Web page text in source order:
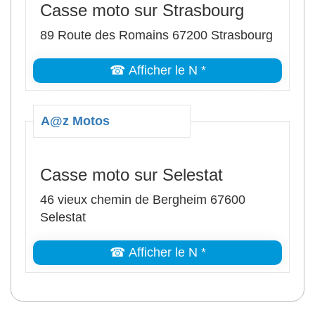
Casse moto sur Strasbourg
89 Route des Romains 67200 Strasbourg
☎ Afficher le N *
A@z Motos
Casse moto sur Selestat
46 vieux chemin de Bergheim 67600
Selestat
☎ Afficher le N *